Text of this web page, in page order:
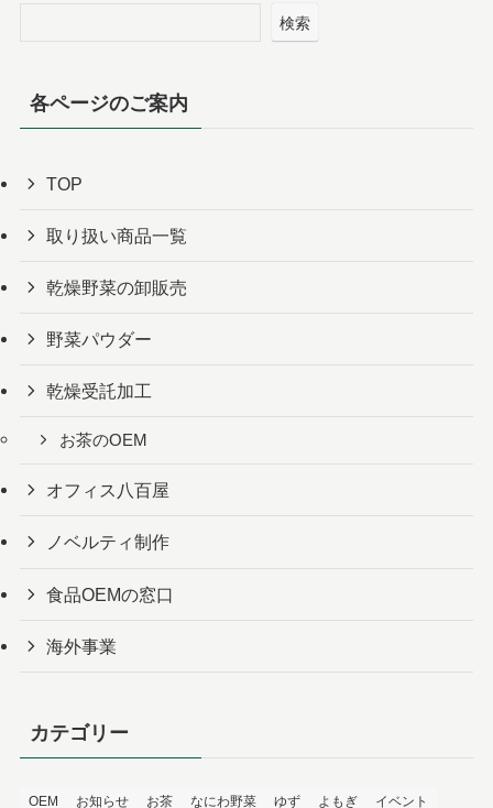
検索
各ページのご案内
TOP
取り扱い商品一覧
乾燥野菜の卸販売
野菜パウダー
乾燥受託加工
お茶のOEM
オフィス八百屋
ノベルティ制作
食品OEMの窓口
海外事業
カテゴリー
OEM お知らせ お茶 なにわ野菜 ゆず よもぎ
イベント